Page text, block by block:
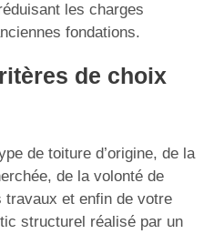
les charges
fondations.
de choix
de toiture d’origine, de la
de la volonté de
travaux et enfin de votre
structurel réalisé par un